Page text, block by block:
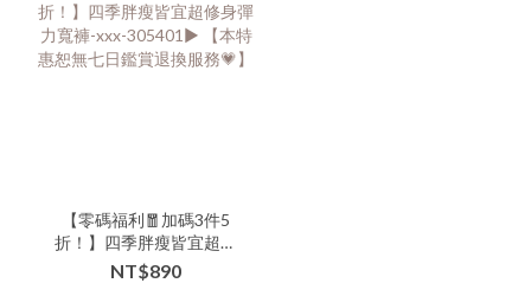
【零碼福利🧧加碼3件5
折！】四季胖瘦皆宜超修
身彈力寬褲-xxx-305401▶
【本特惠恕無七日鑑賞退
NT$890